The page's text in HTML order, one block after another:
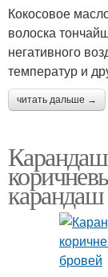
Кокосовое
волоска
негативного
температур и
читать дальше →
Карандаш